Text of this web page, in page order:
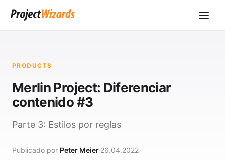
PRODUCTS
Merlin Project: Diferenciar
contenido #3
Parte 3: Estilos por reglas
Publicado por Peter Meier 26.04.2022